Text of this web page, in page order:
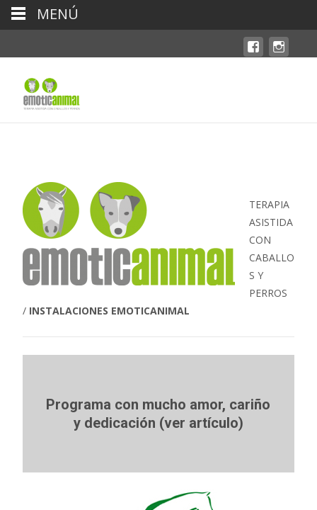
TERAPIA
ASISTIDA
CON
CABALLO
S Y
PERROS
/ INSTALACIONES EMOTICANIMAL
Programa con mucho amor, cariño
y dedicación (ver artículo)
MENÚ